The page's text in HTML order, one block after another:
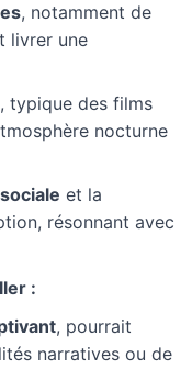
, notamment de
livrer une
, typique des films
nocturne
et la
résonnant avec
:
, pourrait
narratives ou de